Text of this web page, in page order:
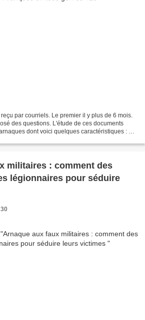
par courriels. Le premier il y plus de 6 mois.
des questions. L'étude de ces documents
dont voici quelques caractéristiques : 1.
militaires : comment des
légionnaires pour séduire